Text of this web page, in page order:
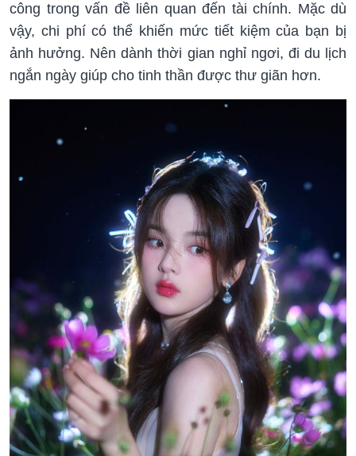
công trong vấn đề liên quan đến tài chính. Mặc dù
vậy, chi phí có thể khiến mức tiết kiệm của bạn bị
ảnh hưởng. Nên dành thời gian nghỉ ngơi, đi du lịch
ngắn ngày giúp cho tinh thần được thư giãn hơn.